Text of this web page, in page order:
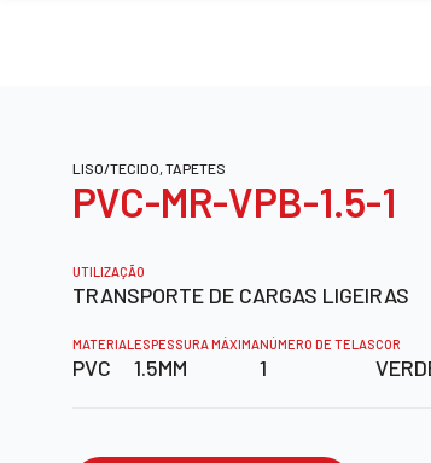
LISO/TECIDO, TAPETES
PVC-MR-VPB-1.5-1
UTILIZAÇÃO
TRANSPORTE DE CARGAS LIGEIRAS
MATERIAL
PVC
ESPESSURA MÁXIMA
1.5MM
NÚMERO DE TELAS
1
COR